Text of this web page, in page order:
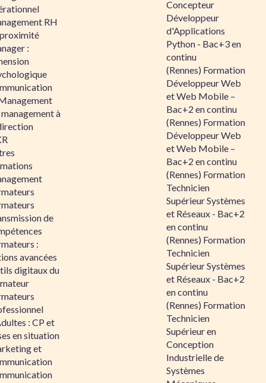
RH
:
à
de
:
avancées
digitaux du
: CP et
en situation
et
Concepteur
Développeur
d'Applications
Python - Bac+3 en
continu
(Rennes) Formation
Développeur Web
et Web Mobile –
Bac+2 en continu
(Rennes) Formation
Développeur Web
et Web Mobile –
Bac+2 en continu
(Rennes) Formation
Technicien
Supérieur Systèmes
et Réseaux - Bac+2
en continu
(Rennes) Formation
Technicien
Supérieur Systèmes
et Réseaux - Bac+2
en continu
(Rennes) Formation
Technicien
Supérieur en
Conception
Industrielle de
Systèmes